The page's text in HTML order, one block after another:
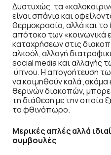
Δυστυχώς, τα
είναι σπάνια και
θερμοκρασία, αλλά και
απότοκο των «κοινωνικά
καταχρήσεων στις
αλκοόλ, αλλαγή
social media και αλλαγής
ύπνου. Η απογοήτευση
να κοιμηθούν καλά
θερινών διακοπών,
τη διάθεση με την οποία
το φθινόπωρο.
Μερικές απλές αλλά
συμβουλές